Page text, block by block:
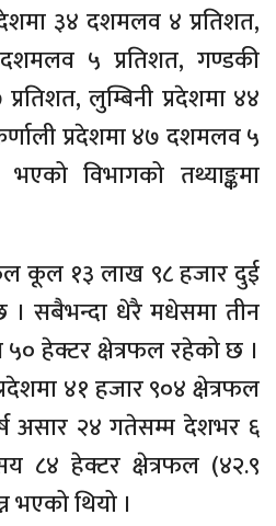
३४ दशमलव ४ प्रतिशत,
५ प्रतिशत, गण्डकी
लुम्बिनी प्रदेशमा ४४
प्रदेशमा ४७ दशमलव ५
भएको विभागको तथ्याङ्कमा
कूल १३ लाख ९८ हजार दुई
सबैभन्दा धेरै मधेसमा तीन
हेक्टर क्षेत्रफल रहेको छ ।
४१ हजार ९०४ क्षेत्रफल
असार २४ गतेसम्म देशभर ६
८४ हेक्टर क्षेत्रफल (४२.९
भएको थियो ।